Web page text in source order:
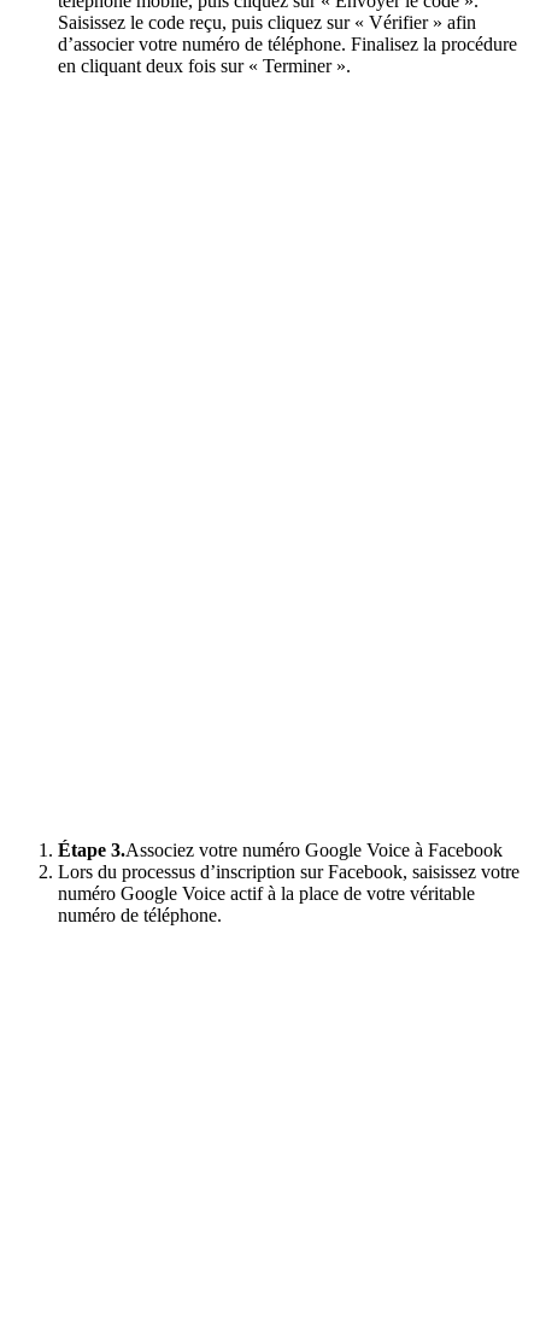
Saisissez le code reçu, puis cliquez sur « Vérifier » afin
d’associer votre numéro de téléphone. Finalisez la procédure
en cliquant deux fois sur « Terminer ».
Étape 3.Associez votre numéro Google Voice à Facebook
Lors du processus d’inscription sur Facebook, saisissez votre
numéro Google Voice actif à la place de votre véritable
numéro de téléphone.